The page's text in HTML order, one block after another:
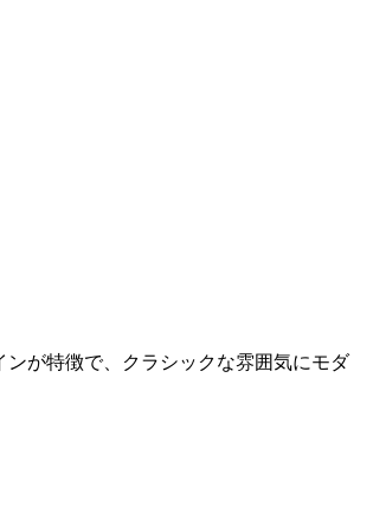
が特徴で、クラシックな雰囲気にモダ